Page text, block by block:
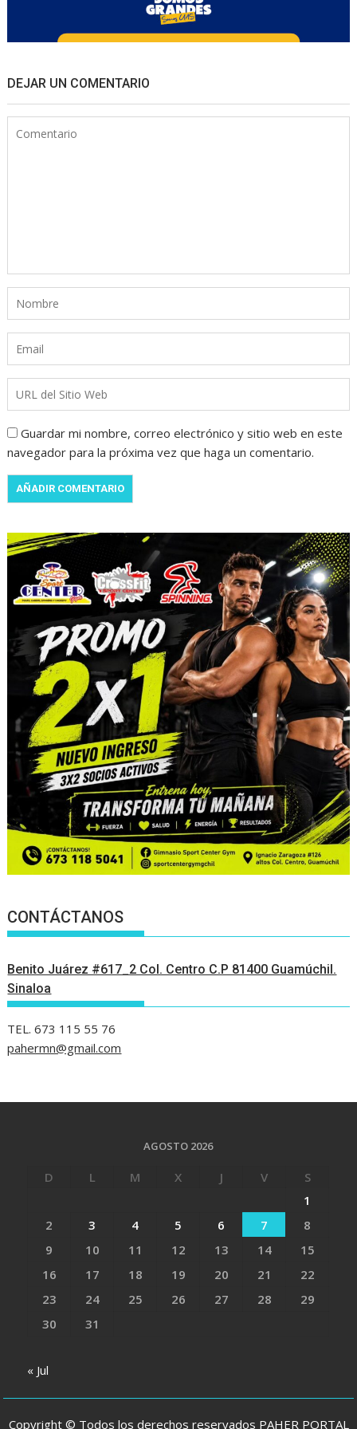
DEJAR UN COMENTARIO
Guardar mi nombre, correo electrónico y sitio web en este
navegador para la próxima vez que haga un comentario.
CONTÁCTANOS
Benito Juárez #617_2 Col. Centro C.P 81400 Guamúchil.
Sinaloa
TEL. 673 115 55 76
pahermn@gmail.com
AGOSTO 2026
D L M X J V
S
1
2
3 4 5 6 7
8
9
10 11 12 13 14
15
16
17 18 19 20 21
22
23
24 25 26 27 28
29
30
31
« Jul
Copyright © Todos los derechos reservados PAHER PORTAL